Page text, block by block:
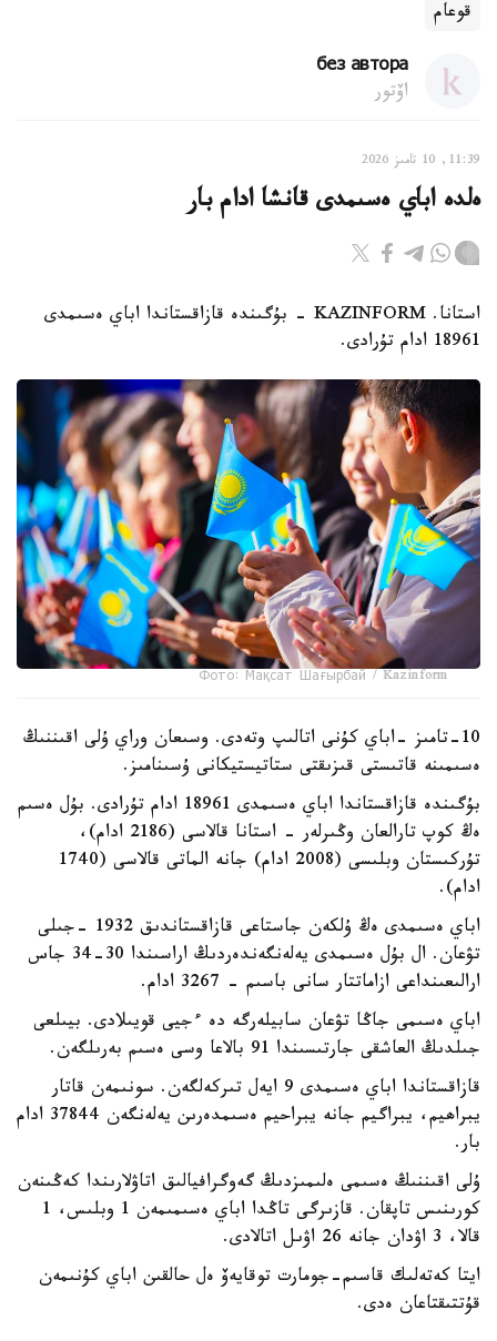
قوعام
без автора
اۆتور
11:39, 10 تامىز 2026
ەلدە اباي ەسىمدى قانشا ادام بار
استانا. KAZINFORM - بۇگىندە قازاقستاندا اباي ەسىمدى
18961 ادام تۇرادى.
Фото: Мақсат Шағырбай / Kazinform
10-تامىز -اباي كۇنى اتالىپ وتەدى. وسىعان وراي ۇلى اقىننىڭ
ەسىمىنە قاتىستى قىزىقتى ستاتيستيكانى ۇسىنامىز.
بۇگىندە قازاقستاندا اباي ەسىمدى 18961 ادام تۇرادى. بۇل ەسىم
ەڭ كوپ تارالعان وڭىرلەر - استانا قالاسى (2186 ادام)،
تۇركىستان وبلىسى (2008 ادام) جانە الماتى قالاسى (1740
ادام).
اباي ەسىمدى ەڭ ۇلكەن جاستاعى قازاقستاندىق 1932 -جىلى
تۋعان. ال بۇل ەسىمدى يەلەنگەندەردىڭ اراسىندا 30-34 جاس
ارالىعىنداعى ازاماتتار سانى باسىم - 3267 ادام.
اباي ەسىمى جاڭا تۋعان سابيلەرگە دە ءجيى قويىلادى. بيىلعى
جىلدىڭ العاشقى جارتىسىندا 91 بالاعا وسى ەسىم بەرىلگەن.
قازاقستاندا اباي ەسىمدى 9 ايەل تىركەلگەن. سونىمەن قاتار
يبراھيم، يبراگيم جانە يبراحيم ەسىمدەرىن يەلەنگەن 37844 ادام
بار.
ۇلى اقىننىڭ ەسىمى ەلىمىزدىڭ گەوگرافيالىق اتاۋلارىندا كەڭىنەن
كورىنىس تاپقان. قازىرگى تاڭدا اباي ەسىمىمەن 1 وبلىس، 1
قالا، 3 اۋدان جانە 26 اۋىل اتالادى.
ايتا كەتەلىك قاسىم-جومارت توقايەۆ ەل حالقىن اباي كۇنىمەن
قۇتتىقتاعان ەدى.